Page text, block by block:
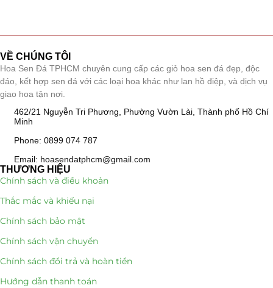
Tiểu Cảnh Lan Sen Đá (63)
Hoa Ngày Lễ 8/3 (38)
Hoa Tặng 14/2
Hoa Tặng 20/10
Quà Noel - Quà Giáng Sinh
Quà Tặng Khách Hàng
Quà Tết
VỀ CHÚNG TÔI
Hoa Sen Đá TPHCM chuyên cung cấp các giỏ hoa sen đá đẹp, độc
đáo, kết hợp sen đá với các loại hoa khác như lan hồ điệp, và dịch vụ
giao hoa tận nơi.
462/21 Nguyễn Tri Phương, Phường Vườn Lài, Thành phố Hồ Chí
Minh
Phone: 0899 074 787
Email: hoasendatphcm@gmail.com
THƯƠNG HIỆU
Chính sách và điều khoản
Thắc mắc và khiếu nại
Chính sách bảo mật
Chính sách vận chuyển
Chính sách đổi trả và hoàn tiền
Hướng dẫn thanh toán